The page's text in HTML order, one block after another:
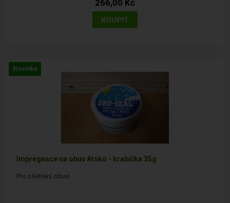
266,00 Kč
Novinka
Impregnace na obuv Atsko - krabička 35g
Pro ošetření obuvi.